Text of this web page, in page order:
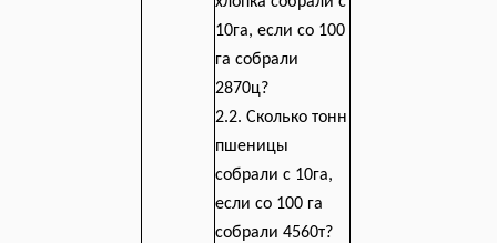
10га, если со 100
га собрали
2870ц?
2.2. Сколько тонн
пшеницы
собрали с 10га,
если со 100 га
собрали 4560т?